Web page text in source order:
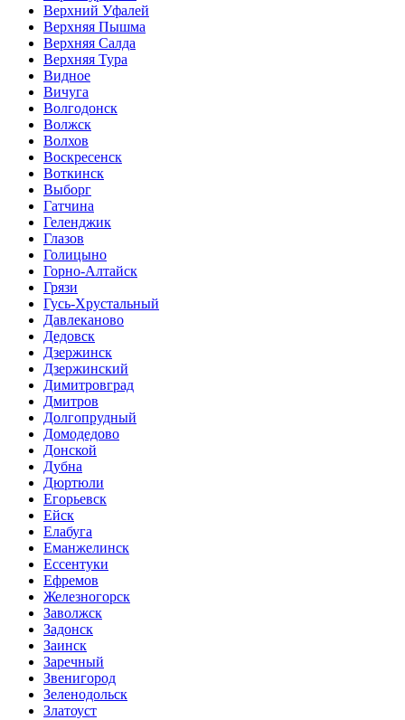
Верхний Уфалей
Верхняя Пышма
Верхняя Салда
Верхняя Тура
Видное
Вичуга
Волгодонск
Волжск
Волхов
Воскресенск
Воткинск
Выборг
Гатчина
Геленджик
Глазов
Голицыно
Горно-Алтайск
Грязи
Гусь-Хрустальный
Давлеканово
Дедовск
Дзержинск
Дзержинский
Димитровград
Дмитров
Долгопрудный
Домодедово
Донской
Дубна
Дюртюли
Егорьевск
Ейск
Елабуга
Еманжелинск
Ессентуки
Ефремов
Железногорск
Заволжск
Задонск
Заинск
Заречный
Звенигород
Зеленодольск
Златоуст